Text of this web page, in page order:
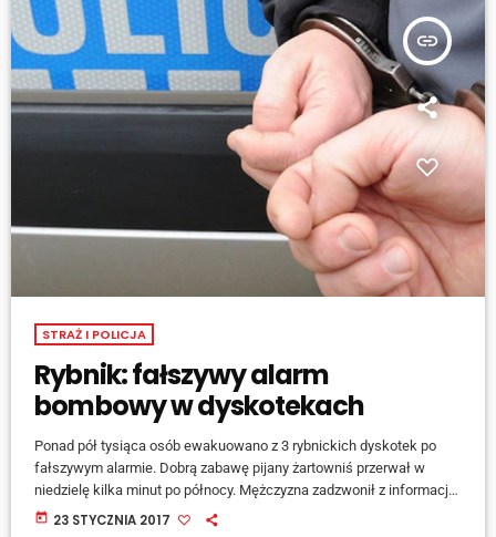
insert_link
STRAŻ I POLICJA
Rybnik: fałszywy alarm
bombowy w dyskotekach
Ponad pół tysiąca osób ewakuowano z 3 rybnickich dyskotek po
fałszywym alarmie. Dobrą zabawę pijany żartowniś przerwał w
niedzielę kilka minut po północy. Mężczyzna zadzwonił z informacją,
że w lokalach może być bomba. Jeszcze podczas trwania akcji
today 23 STYCZNIA 2017